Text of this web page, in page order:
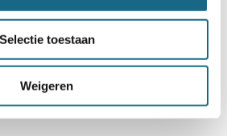
Selectie toestaan
Weigeren